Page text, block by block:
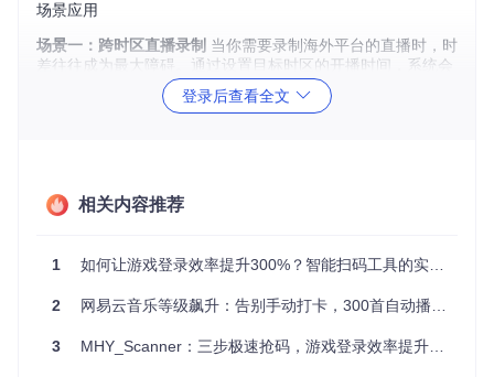
场景应用
场景一：跨时区直播录制 当你需要录制海外平台的直播时，时
差往往成为最大障碍。通过设置目标时区的开播时间，系统会
自动转换为本地时间执行录制任务，让你无需熬夜即可捕获全
场景三：突发直播应急处理
灵活插入新的录制计划。
实战配置
登录后查看全文
相关内容推荐
1 如何让游戏登录效率提升300%？智能扫码工具的实战指南
2 网易云音乐等级飙升：告别手动打卡，300首自动播放实现LV10快速升级
3 MHY_Scanner：三步极速抢码，游戏登录效率提升300%